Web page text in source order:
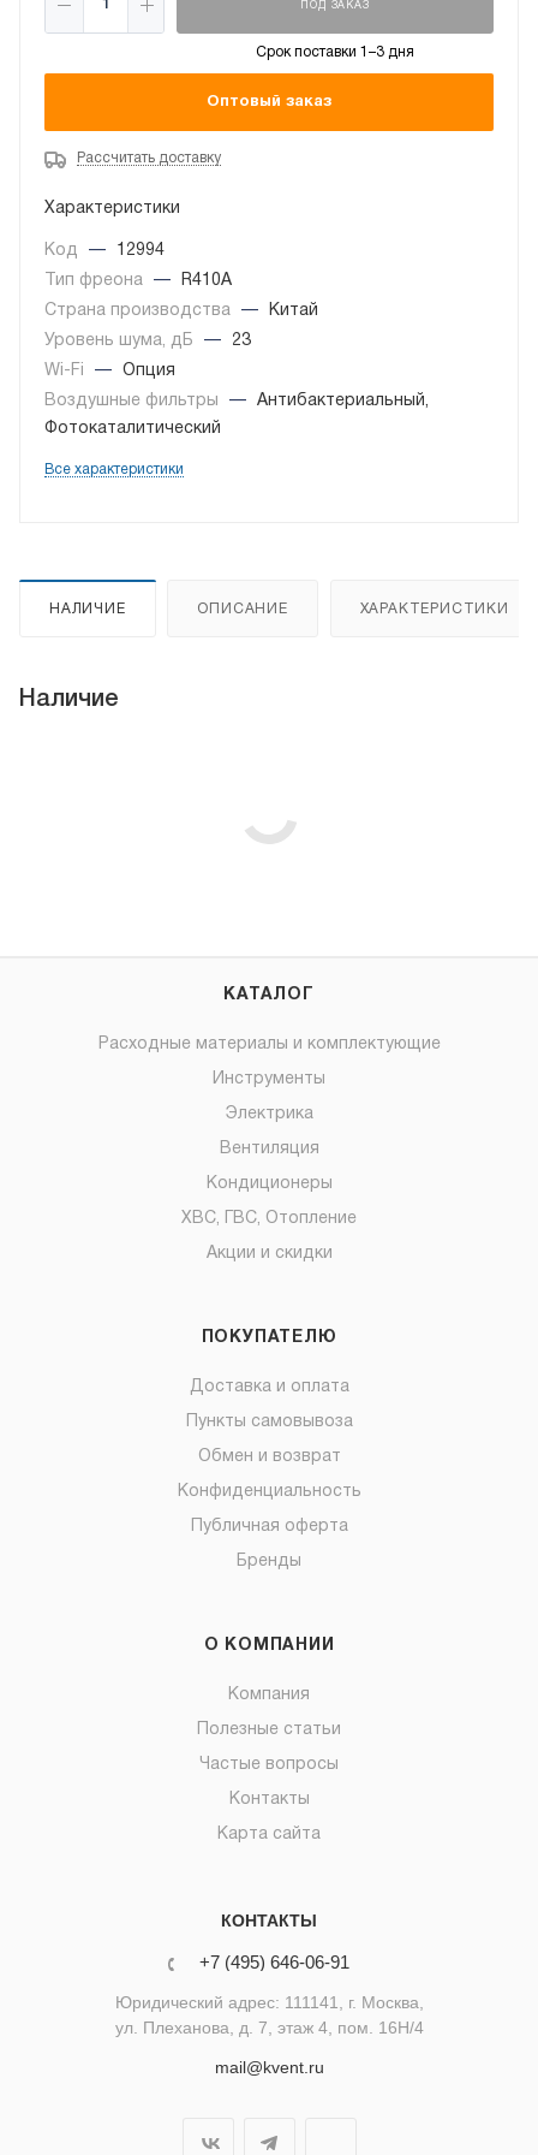
ПОД ЗАКАЗ
Срок поставки 1–3 дня
Оптовый заказ
Рассчитать доставку
Характеристики
Код —
12994
Тип фреона
—
R410A
Страна производства
—
Китай
Уровень шума, дБ
—
23
Wi-Fi
—
Опция
Воздушные фильтры
—
Антибактериальный,
Фотокаталитический
Все характеристики
НАЛИЧИЕ ОПИСАНИЕ ХАРАКТЕРИСТИКИ
Наличие
КАТАЛОГ
Расходные материалы и комплектующие
Инструменты
Электрика
Вентиляция
Кондиционеры
ХВС, ГВС, Отопление
Акции и скидки
ПОКУПАТЕЛЮ
Доставка и оплата
Пункты самовывоза
Обмен и возврат
Конфиденциальность
Публичная оферта
Бренды
О КОМПАНИИ
Компания
Полезные статьи
Частые вопросы
Контакты
Карта сайта
КОНТАКТЫ
+7 (495) 646-06-91
Юридический адрес: 111141, г. Москва,
ул. Плеханова, д. 7, этаж 4, пом. 16Н/4
mail@kvent.ru